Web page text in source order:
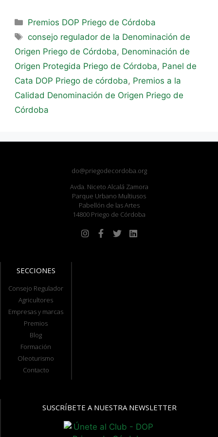
Premios DOP Priego de Córdoba
consejo regulador de la Denominación de
Origen Priego de Córdoba, Denominación de
Origen Protegida Priego de Córdoba, Panel de
Cata DOP Priego de córdoba, Premios a la
Calidad Denominación de Origen Priego de
Córdoba
do@priegodecordoba.org
Avda. Niceto Alcalá Zamora
Parque Urbano Multiusos
Pabellón de las Artes
14800 Priego de Córdoba
SECCIONES
Consejo Regulador
Agricultores
Empresas y marcas
Premios
Blog
Formación
Oleoturismo
Contacto
SUSCRÍBETE A NUESTRA NEWSLETTER